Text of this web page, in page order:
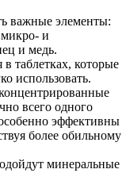
важные элементы:
микро- и
и медь.
таблетках, которые
использовать.
всего одного
эффективны
более обильному
минеральные